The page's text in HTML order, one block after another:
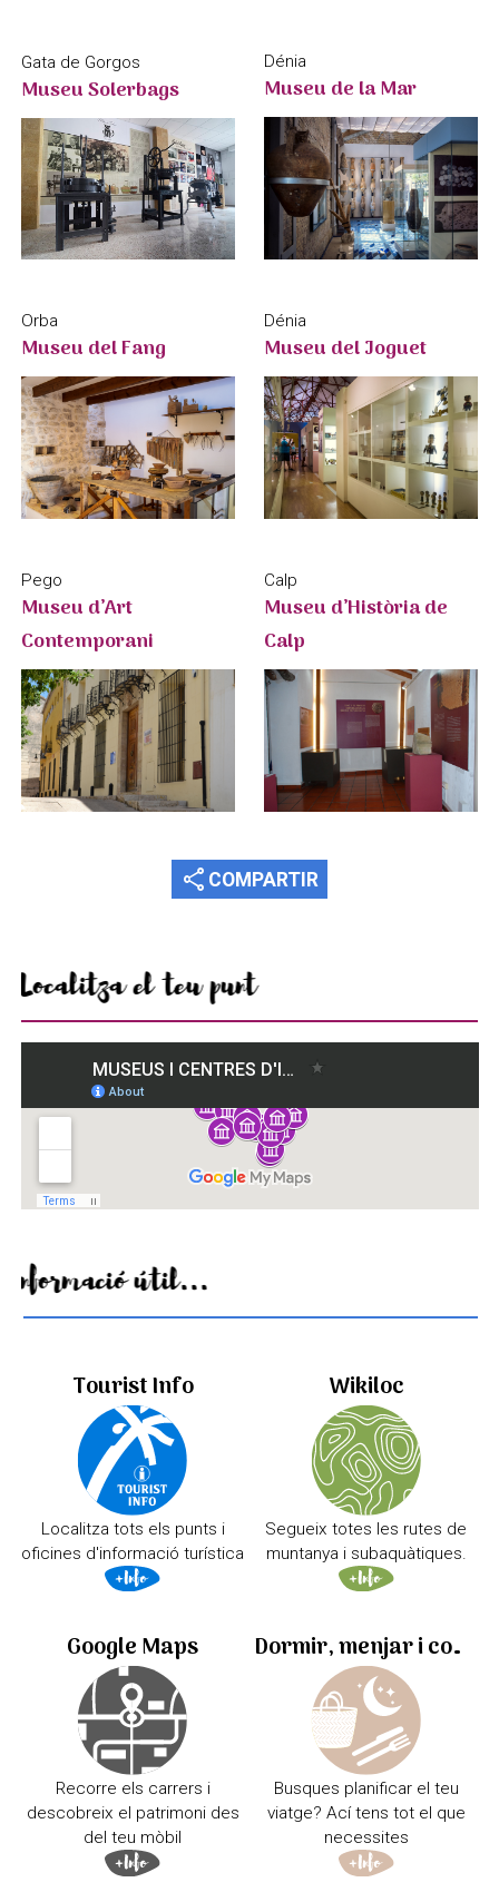
Gata de Gorgos
Museu Solerbags
Dénia
Museu de la Mar
Orba
Museu del Fang
Dénia
Museu del Joguet
Pego
Museu d’Art
Contemporani
Calp
Museu d’Història de
Calp
share COMPARTIR
Localitza el teu punt
Informació útil...
Tourist Info
Localitza tots els punts i
oficines d'informació turística
Wikiloc
Segueix totes les rutes de
muntanya i subaquàtiques.
Google Maps
Recorre els carrers i
descobreix el patrimoni des
del teu mòbil
Dormir, menjar i comprar
Busques planificar el teu
viatge? Ací tens tot el que
necessites